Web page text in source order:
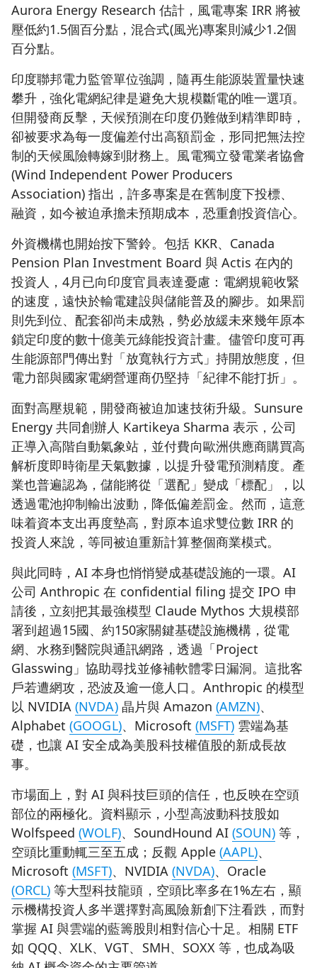
Aurora Energy Research 估計，風電專案 IRR 將被
壓低約1.5個百分點，混合式(風光)專案則減少1.2個
百分點。
印度聯邦電力監管單位強調，隨再生能源裝置量快速
攀升，強化電網紀律是避免大規模斷電的唯一選項。
但開發商反擊，天候預測在印度仍難做到精準即時，
卻被要求為每一度偏差付出高額罰金，形同把無法控
制的天候風險轉嫁到財務上。風電獨立發電業者協會
(Wind Independent Power Producers
Association) 指出，許多專案是在舊制度下投標、
融資，如今被迫承擔未預期成本，恐重創投資信心。
外資機構也開始按下警鈴。包括 KKR、Canada
Pension Plan Investment Board 與 Actis 在內的
投資人，4月已向印度官員表達憂慮：電網規範收緊
的速度，遠快於輸電建設與儲能普及的腳步。如果罰
則先到位、配套卻尚未成熟，勢必放緩未來幾年原本
鎖定印度的數十億美元綠能投資計畫。儘管印度可再
生能源部門傳出對「放寬執行方式」持開放態度，但
電力部與國家電網營運商仍堅持「紀律不能打折」。
面對高壓規範，開發商被迫加速技術升級。Sunsure
Energy 共同創辦人 Kartikeya Sharma 表示，公司
正導入高階自動氣象站，並付費向歐洲供應商購買高
解析度即時衛星天氣數據，以提升發電預測精度。產
業也普遍認為，儲能將從「選配」變成「標配」，以
透過電池抑制輸出波動，降低偏差罰金。然而，這意
味着資本支出再度墊高，對原本追求雙位數 IRR 的
投資人來說，等同被迫重新計算整個商業模式。
與此同時，AI 本身也悄悄變成基礎設施的一環。AI
公司 Anthropic 在 confidential filing 提交 IPO 申
請後，立刻把其最強模型 Claude Mythos 大規模部
署到超過15國、約150家關鍵基礎設施機構，從電
網、水務到醫院與通訊網路，透過「Project
Glasswing」協助尋找並修補軟體零日漏洞。這批客
戶若遭網攻，恐波及逾一億人口。Anthropic 的模型
以 NVIDIA(NVDA)晶片與 Amazon (AMZN)、
Alphabet(GOOGL)、Microsoft (MSFT) 雲端為基
礎，也讓 AI 安全成為美股科技權值股的新成長故
事。
市場面上，對 AI 與科技巨頭的信任，也反映在空頭
部位的兩極化。資料顯示，小型高波動科技股如
Wolfspeed(WOLF)、SoundHound AI(SOUN) 等，
空頭比重動輒三至五成；反觀 Apple (AAPL)、
Microsoft(MSFT)、NVIDIA (NVDA)、Oracle
(ORCL) 等大型科技龍頭，空頭比率多在1%左右，顯
示機構投資人多半選擇對高風險新創下注看跌，而對
掌握 AI 與雲端的藍籌股則相對信心十足。相關 ETF
如 QQQ、XLK、VGT、SMH、SOXX 等，也成為吸